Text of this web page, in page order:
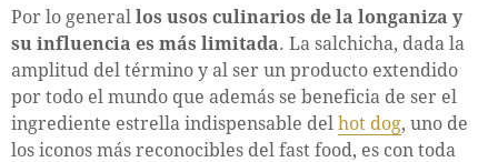
Por lo general los usos culinarios de la longaniza y
su influencia es más limitada. La salchicha, dada la
amplitud del término y al ser un producto extendido
por todo el mundo que además se beneficia de ser el
ingrediente estrella indispensable del hot dog, uno de
los iconos más reconocibles del fast food, es con toda